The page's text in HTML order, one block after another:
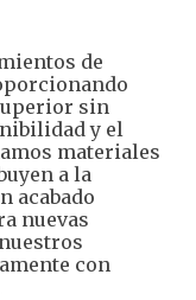
de
sin
y el
materiales
a la
acabado
nuevas
con